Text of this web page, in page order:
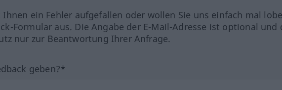
ein Fehler aufgefallen oder wollen Sie uns einfach mal
Formular aus. Die Angabe der E-Mail-Adresse ist optional und
nur zur Beantwortung Ihrer Anfrage.
geben?*